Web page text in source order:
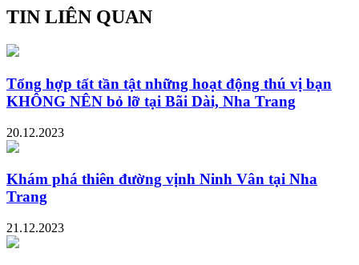
TIN LIÊN QUAN
Tổng hợp tất tần tật những hoạt động thú vị bạn
KHÔNG NÊN bỏ lỡ tại Bãi Dài, Nha Trang
20.12.2023
Khám phá thiên đường vịnh Ninh Vân tại Nha
Trang
21.12.2023